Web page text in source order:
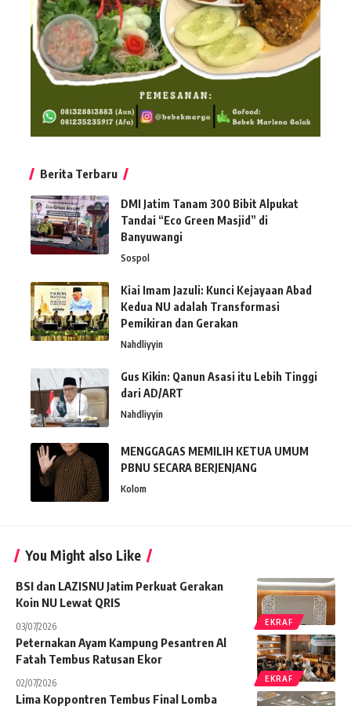
Berita Terbaru
DMI Jatim Tanam 300 Bibit Alpukat
Tandai “Eco Green Masjid” di
Banyuwangi
Sospol
Kiai Imam Jazuli: Kunci Kejayaan Abad
Kedua NU adalah Transformasi
Pemikiran dan Gerakan
Nahdliyyin
Gus Kikin: Qanun Asasi itu Lebih Tinggi
dari AD/ART
Nahdliyyin
MENGGAGAS MEMILIH KETUA UMUM
PBNU SECARA BERJENJANG
Kolom
You Might also Like
EKRAF
BSI dan LAZISNU Jatim Perkuat Gerakan
Koin NU Lewat QRIS
03/07/2026
EKRAF
Peternakan Ayam Kampung Pesantren Al
Fatah Tembus Ratusan Ekor
02/07/2026
Lima Koppontren Tembus Final Lomba